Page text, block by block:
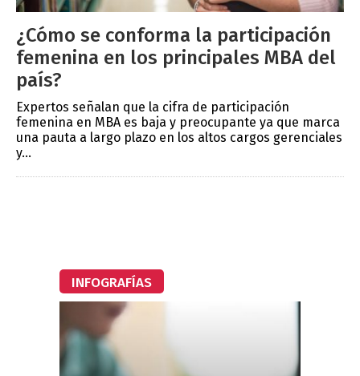
¿Cómo se conforma la participación
femenina en los principales MBA del
país?
Expertos señalan que la cifra de participación
femenina en MBA es baja y preocupante ya que marca
una pauta a largo plazo en los altos cargos gerenciales
y...
INFOGRAFÍAS